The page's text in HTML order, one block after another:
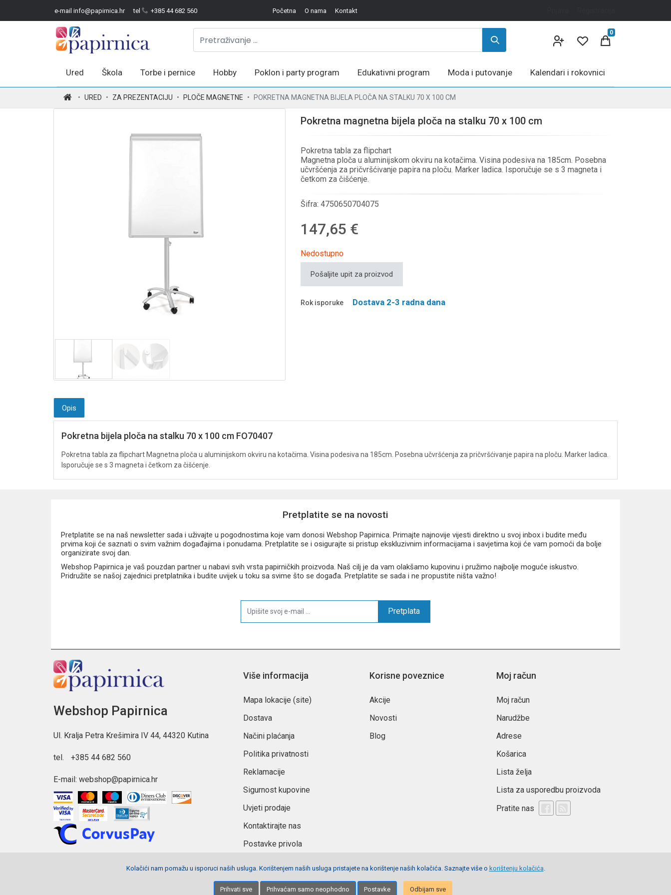
e-mail info@papirnica.hr tel +385 44 682 560 Početna O nama Kontakt
0
Ured Škola Torbe i pernice Hobby Poklon i party program Edukativni program Moda i putovanje Kalendari i rokovnici
URED ZA PREZENTACIJU PLOČE MAGNETNE POKRETNA MAGNETNA BIJELA PLOČA NA STALKU 70 X 100 CM
Pokretna magnetna bijela ploča na stalku 70 x 100 cm
Pokretna tabla za flipchart
Magnetna ploča u aluminijskom okviru na kotačima. Visina podesiva na 185cm. Posebna
učvršćenja za pričvršćivanje papira na ploču. Marker ladica. Isporučuje se s 3 magneta i
četkom za čišćenje.
Šifra: 4750650704075
147,65 €
Nedostupno
Pošaljite upit za proizvod
Rok isporuke Dostava 2-3 radna dana
Opis
Pokretna bijela ploča na stalku 70 x 100 cm FO70407
Pokretna tabla za flipchart Magnetna ploča u aluminijskom okviru na kotačima. Visina podesiva na 185cm. Posebna učvršćenja za pričvršćivanje papira na ploču. Marker ladica.
Isporučuje se s 3 magneta i četkom za čišćenje.
Pretplatite se na novosti
Pretplatite se na naš newsletter sada i uživajte u pogodnostima koje vam donosi Webshop Papirnica. Primajte najnovije vijesti direktno u svoj inbox i budite među
prvima koji će saznati o svim važnim događajima i ponudama. Pretplatite se i osigurajte si pristup ekskluzivnim informacijama i savjetima koji će vam pomoći da bolje
organizirate svoj dan.
Webshop Papirnica je vaš pouzdan partner u nabavi svih vrsta papirničkih proizvoda. Naš cilj je da vam olakšamo kupovinu i pružimo najbolje moguće iskustvo.
Pridružite se našoj zajednici pretplatnika i budite uvijek u toku sa svime što se događa. Pretplatite se sada i ne propustite ništa važno!
Pretplata
Webshop Papirnica
Ul. Kralja Petra Krešimira IV 44, 44320 Kutina
tel. +385 44 682 560
E-mail: webshop@papirnica.hr
Više informacija
Mapa lokacije (site)
Dostava
Načini plaćanja
Politika privatnosti
Reklamacije
Sigurnost kupovine
Uvjeti prodaje
Kontaktirajte nas
Postavke privola
Korisne poveznice
Akcije
Novosti
Blog
Moj račun
Moj račun
Narudžbe
Adrese
Košarica
Lista želja
Lista za usporedbu proizvoda
Pratite nas
Izrada stranica Net plus d.o.o.
Kolačići nam pomažu u isporuci naših usluga. Korištenjem naših usluga pristajete na korištenje naših kolačića. Saznajte više o korištenju kolačića.
Prihvati sve Prihvaćam samo neophodno Postavke Odbijam sve